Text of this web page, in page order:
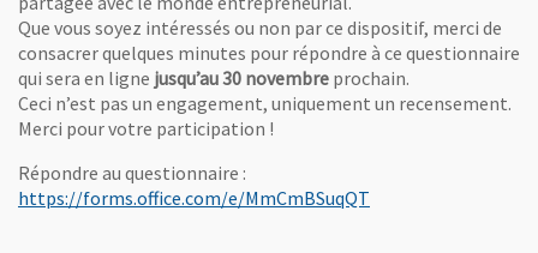
Que vous soyez intéressés ou non par ce dispositif, merci de
consacrer quelques minutes pour répondre à ce questionnaire
qui sera en ligne jusqu’au 30 novembre prochain.
Ceci n’est pas un engagement, uniquement un recensement.
Merci pour votre participation !
Répondre au questionnaire :
https://forms.office.com/e/MmCmBSuqQT